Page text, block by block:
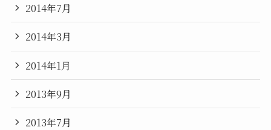
2014年7月
2014年3月
2014年1月
2013年9月
2013年7月